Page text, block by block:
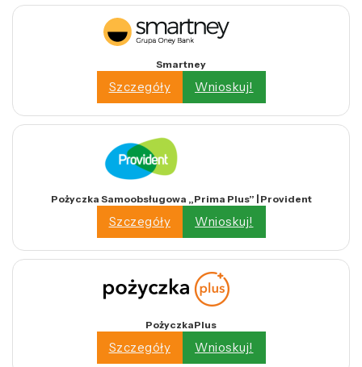
Smartney
Szczegóły Wnioskuj!
Pożyczka Samoobsługowa „Prima Plus” | Provident
Szczegóły Wnioskuj!
PożyczkaPlus
Szczegóły Wnioskuj!